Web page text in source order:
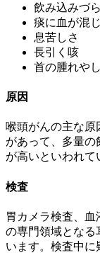
飲み込みづ
痰に血が混
息苦しさ
長引く咳
首の腫れや
原因
喉頭がんの主な原
があって、多量の
が高いといわれて
検査
胃カメラ検査、
の専門領域となる
います。検査中に